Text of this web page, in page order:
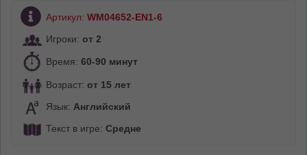
Артикул: WM04652-EN1-6
Игроки: от 2
Время: 60-90 минут
Возраст: от 15 лет
Язык: Английский
Текст в игре: Средне